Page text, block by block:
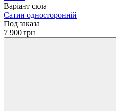
Варіант скла
Сатин односторонній
Под заказа
7 900 грн